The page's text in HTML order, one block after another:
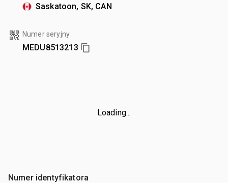
Saskatoon, SK, CAN
Numer seryjny
MEDU8513213
Loading...
Numer identyfikatora